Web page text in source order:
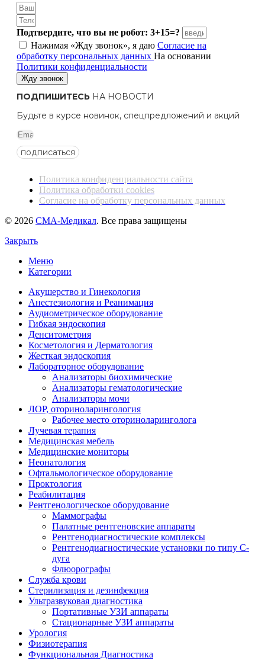
Подтвердите, что вы не робот: 3+15=?
Нажимая «Жду звонок», я даю Согласие на
обработку персональных данных На основании
Политики конфиденциальности
Жду звонок
ПОДПИШИТЕСЬ НА НОВОСТИ
Будьте в курсе новинок, спецпредложений и акций
подписаться
Политика конфиденциальности сайта
Политика обработки cookies
Согласие на обработку персональных данных
© 2026 СМА-Медикал. Все права защищены
Закрыть
Меню
Категории
Акушерство и Гинекология
Анестезиология и Реанимация
Аудиометрическое оборудование
Гибкая эндоскопия
Денситометрия
Косметология и Дерматология
Жесткая эндоскопия
Лабораторное оборудование
Анализаторы биохимические
Анализаторы гематологические
Анализаторы мочи
ЛОР, оториноларингология
Рабочее место оториноларинголога
Лучевая терапия
Медицинская мебель
Медицинские мониторы
Неонатология
Офтальмологическое оборудование
Проктология
Реабилитация
Рентгенологическое оборудование
Маммографы
Палатные рентгеновские аппараты
Рентгенодиагностические комплексы
Рентгенодиагностические установки по типу С-
дуга
Флюорографы
Служба крови
Стерилизация и дезинфекция
Ультразвуковая диагностика
Портативные УЗИ аппараты
Стационарные УЗИ аппараты
Урология
Физиотерапия
Функциональная Диагностика